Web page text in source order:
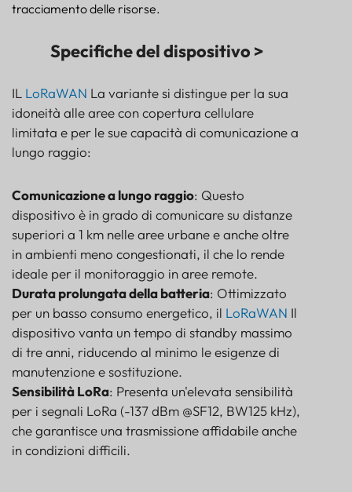
tracciamento delle risorse.
Specifiche del dispositivo >
IL LoRaWAN La variante si distingue per la sua
idoneità alle aree con copertura cellulare
limitata e per le sue capacità di comunicazione a
lungo raggio:
Comunicazione a lungo raggio: Questo
dispositivo è in grado di comunicare su distanze
superiori a 1 km nelle aree urbane e anche oltre
in ambienti meno congestionati, il che lo rende
ideale per il monitoraggio in aree remote.
Durata prolungata della batteria: Ottimizzato
per un basso consumo energetico, il LoRaWAN Il
dispositivo vanta un tempo di standby massimo
di tre anni, riducendo al minimo le esigenze di
manutenzione e sostituzione.
Sensibilità LoRa: Presenta un'elevata sensibilità
per i segnali LoRa (-137 dBm @SF12, BW125 kHz),
che garantisce una trasmissione affidabile anche
in condizioni difficili.